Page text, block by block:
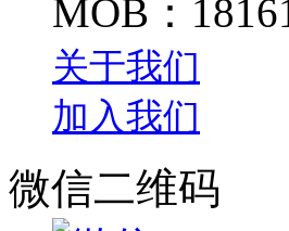
MOB：
关于我们
加入我们
微信二维码